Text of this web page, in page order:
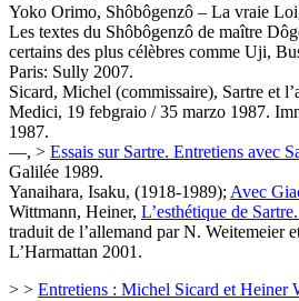
Yoko Orimo, Shôbôgenzô – La vraie
Les textes du Shôbôgenzô de maître
certains des plus célèbres comme Uji,
Paris: Sully 2007.
Sicard, Michel (commissaire), Sartre et
Medici, 19 febgraio / 35 marzo 1987.
1987.
—, > Essais sur Sartre. Entretiens avec
Galilée 1989.
Yanaihara, Isaku, (1918-1989); Avec
Wittmann, Heiner, L’esthétique de
traduit de l’allemand par N. Weitemeier
L’Harmattan 2001.
> > Entretiens : Michel Sicard et Heiner